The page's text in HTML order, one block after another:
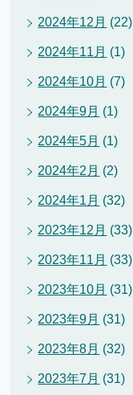
2024年12月 (22)
2024年11月 (1)
2024年10月 (7)
2024年9月 (1)
2024年5月 (1)
2024年2月 (2)
2024年1月 (32)
2023年12月 (33)
2023年11月 (33)
2023年10月 (31)
2023年9月 (31)
2023年8月 (32)
2023年7月 (31)